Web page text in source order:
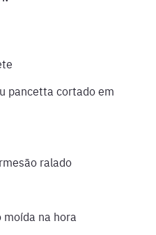
pancetta cortado em
ralado
na hora